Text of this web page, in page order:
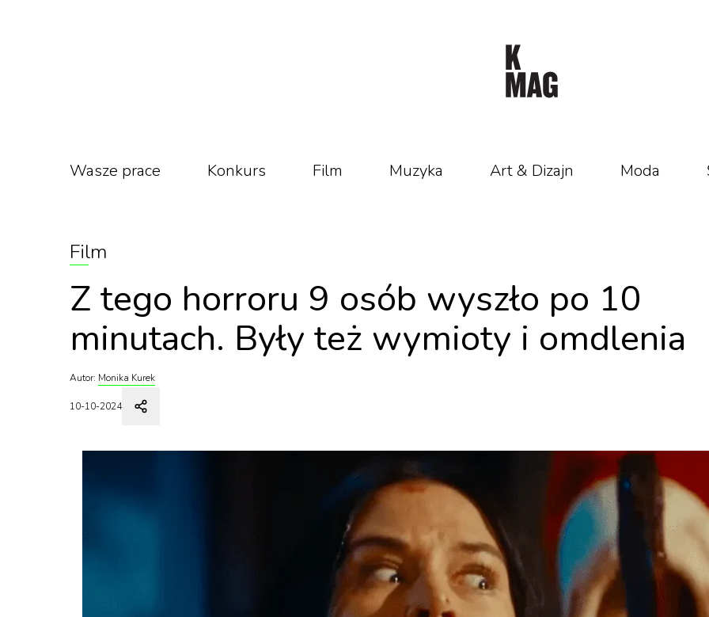
Wasze prace Konkurs Film Muzyka Art & Dizajn Moda
Film
Z tego horroru 9 osób wyszło po 10
minutach. Były też wymioty i omdlenia
Autor: Monika Kurek
10-10-2024